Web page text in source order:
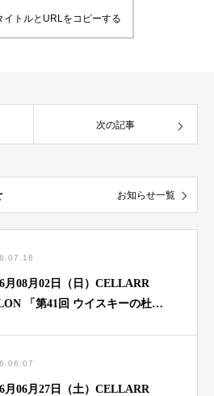
イトルとURLをコピーする
次の記事
お知らせ一覧
月08月02日（日）CELLARR
「第41回 ウイスキーの杜」
月06月27日（土）CELLARR